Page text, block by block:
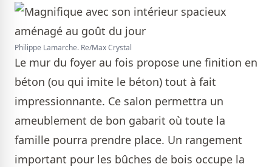
Philippe Lamarche. Re/Max Crystal
Le mur du foyer au fois propose une finition en
béton (ou qui imite le béton) tout à fait
impressionnante. Ce salon permettra un
ameublement de bon gabarit où toute la
famille pourra prendre place. Un rangement
important pour les bûches de bois occupe la